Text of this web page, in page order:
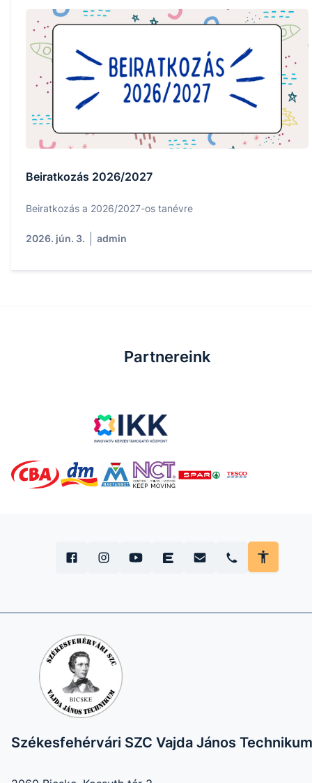
Beiratkozás 2026/2027
Beiratkozás a 2026/2027-os tanévre
2026. jún. 3. admin
Partnereink
Székesfehérvári SZC Vajda János Technikum